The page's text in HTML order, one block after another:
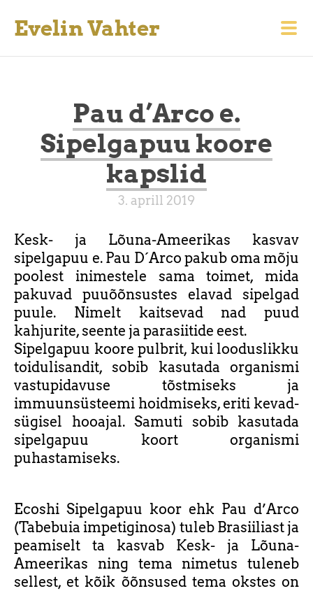
Evelin Vahter
Pau d’Arco e.
Sipelgapuu koore
kapslid
3. aprill 2019
Kesk- ja Lõuna-Ameerikas kasvav
sipelgapuu e. Pau D´Arco pakub oma mõju
poolest inimestele sama toimet, mida
pakuvad puuõõnsustes elavad sipelgad
puule. Nimelt kaitsevad nad puud
kahjurite, seente ja parasiitide eest.
Sipelgapuu koore pulbrit, kui looduslikku
toidulisandit, sobib kasutada organismi
vastupidavuse tõstmiseks ja
immuunsüsteemi hoidmiseks, eriti kevad-
sügisel hooajal. Samuti sobib kasutada
sipelgapuu koort organismi
puhastamiseks.
Ecoshi Sipelgapuu koor ehk Pau d’Arco
(Tabebuia impetiginosa) tuleb Brasiiliast ja
peamiselt ta kasvab Kesk- ja Lõuna-
Ameerikas ning tema nimetus tuleneb
sellest, et kõik õõnsused tema okstes on